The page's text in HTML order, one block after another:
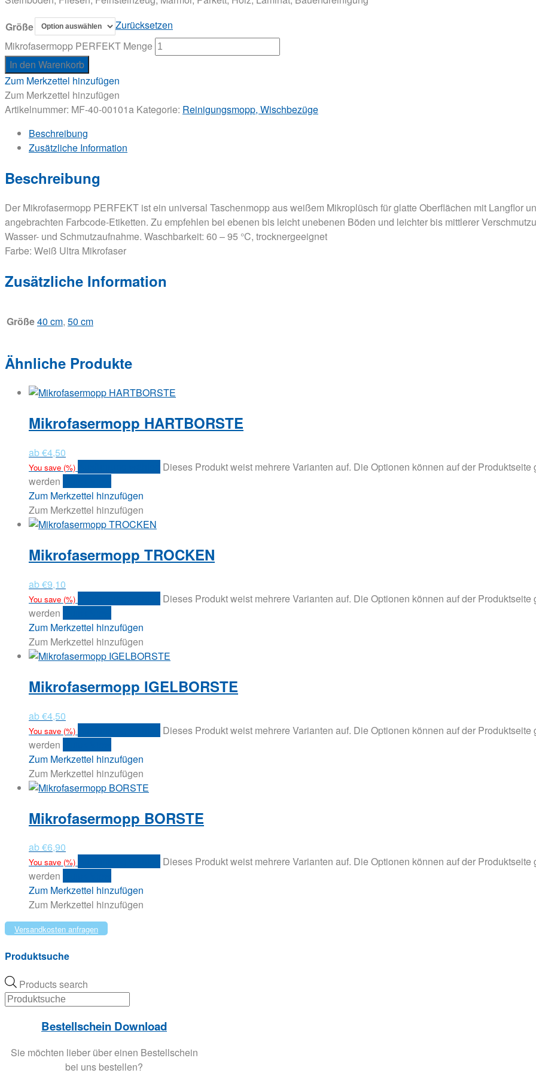
Größe
Zurücksetzen
Mikrofasermopp PERFEKT Menge
In den Warenkorb
Zum Merkzettel hinzufügen
Zum Merkzettel hinzufügen
Artikelnummer: MF-40-00101a Kategorie: Reinigungsmopp, Wischbezüge
Beschreibung
Zusätzliche Information
Beschreibung
Der Mikrofasermopp PERFEKT ist ein universal Taschenmopp aus weißem Mikroplüsch für glatte Oberflächen mit Langflor
angebrachten Farbcode-Etiketten. Zu empfehlen bei ebenen bis leicht unebenen Böden und leichter bis mittlerer
Wasser- und Schmutzaufnahme. Waschbarkeit: 60 – 95 °C, trocknergeeignet
Farbe: Weiß Ultra Mikrofaser
Zusätzliche Information
Größe40 cm, 50 cm
Ähnliche Produkte
Mikrofasermopp HARTBORSTE
ab€4,50
You save (%)
Dieses Produkt weist mehrere Varianten auf. Die Optionen können auf der Produktseite
werden
Zum Merkzettel hinzufügen
Zum Merkzettel hinzufügen
Mikrofasermopp TROCKEN
ab€9,10
You save (%)
Dieses Produkt weist mehrere Varianten auf. Die Optionen können auf der Produktseite
werden
Zum Merkzettel hinzufügen
Zum Merkzettel hinzufügen
Mikrofasermopp IGELBORSTE
ab€4,50
You save (%)
Dieses Produkt weist mehrere Varianten auf. Die Optionen können auf der Produktseite
werden
Zum Merkzettel hinzufügen
Zum Merkzettel hinzufügen
Mikrofasermopp BORSTE
ab€6,90
You save (%)
Dieses Produkt weist mehrere Varianten auf. Die Optionen können auf der Produktseite
werden
Zum Merkzettel hinzufügen
Zum Merkzettel hinzufügen
Versandkosten anfragen
Produktsuche
Products search
Bestellschein Download
Sie möchten lieber über einen Bestellschein
bei uns bestellen?